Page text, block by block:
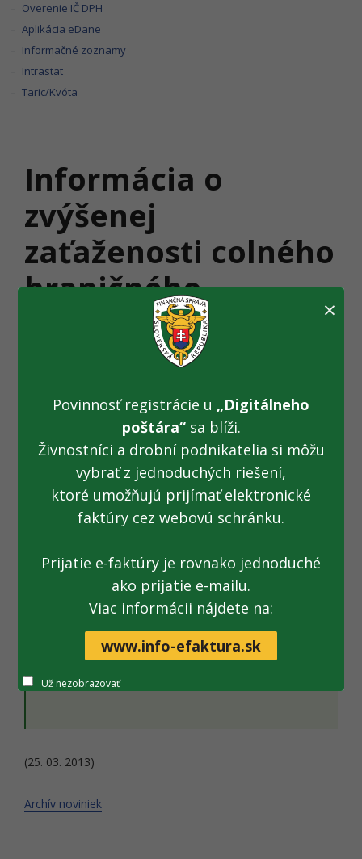
Overenie IČ DPH
Aplikácia eDane
Informačné zoznamy
Intrastat
Taric/Kvóta
Informácia o
zvýšenej
zaťaženosti colného
hraničného
priechodu Vyšné
Nemecké - Užhorod
Bratislava – 25.3.2013:Finančné riaditeľstvo Slovenskej
republiky oznamuje podnikateľskej a cestujúcej
verejnosti,že v nadväznosti na informáciu Národného
daňového a colného úradu Maďarskej republiky o začatí
rekonštrukčných prác na cestnom colnom hraničnom
priechode Maďarskej republiky a Ukrajiny Záhony a Čop v
období od 07.03.2013 do 13.06.2013, sa očakáva zvýšená
republiky a Ukrajiny Vyšné Nemecké – Užhorod v
uvedenom období na pracoviskách osobná a nákladná
Dokument: Tlačová správa na stiahnutie
(25. 03. 2013)
Archív noviniek
×
Povinnosť registrácie u „Digitálneho
poštára“sa blíži.
Živnostníci a drobní podnikatelia si môžu
vybrať z jednoduchých riešení,
ktoré umožňujú prijímať elektronické
faktúry cez webovú schránku.
Prijatie e-faktúry je rovnako jednoduché
ako prijatie e-mailu.
Viac informácii nájdete na:
www.info-efaktura.sk
Už nezobrazovať